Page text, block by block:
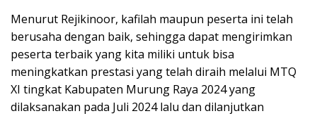
Menurut Rejikinoor, kafilah maupun peserta ini telah
berusaha dengan baik, sehingga dapat mengirimkan
peserta terbaik yang kita miliki untuk bisa
meningkatkan prestasi yang telah diraih melalui MTQ
XI tingkat Kabupaten Murung Raya 2024 yang
dilaksanakan pada Juli 2024 lalu dan dilanjutkan